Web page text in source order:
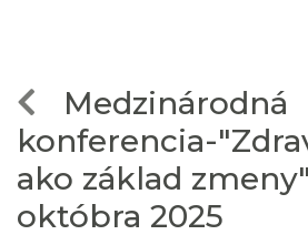
Medzinárodná
konferencia-
ako základ
októbra 2025